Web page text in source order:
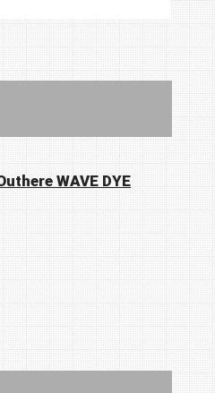
WAVE DYE